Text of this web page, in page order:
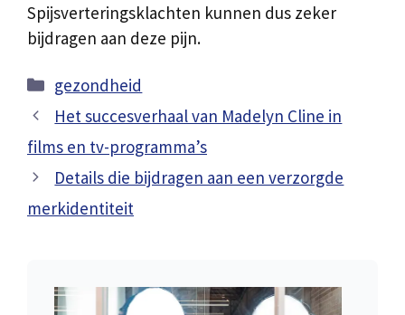
Spijsverteringsklachten kunnen dus zeker
bijdragen aan deze pijn.
Categorieën
gezondheid
Het succesverhaal van Madelyn Cline in
films en tv-programma’s
Details die bijdragen aan een verzorgde
merkidentiteit